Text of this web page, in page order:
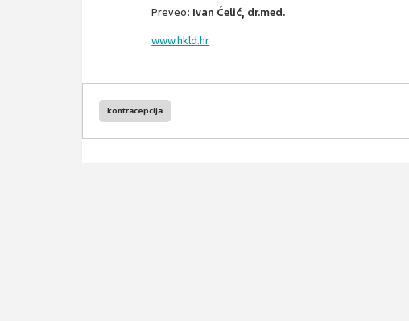
Preveo: Ivan Ćelić, dr.med.
www.hkld.hr
kontracepcija